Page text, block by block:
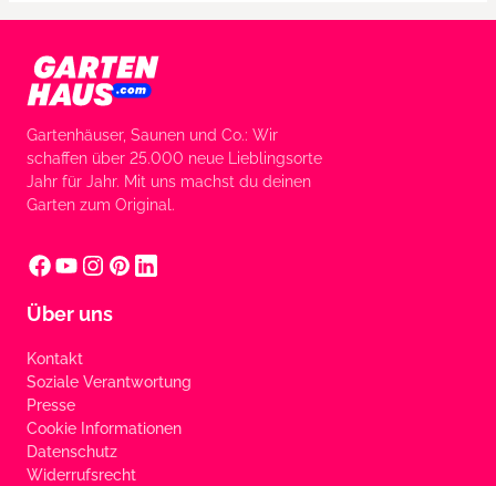
Gartenhäuser, Saunen und Co.: Wir
schaffen über 25.000 neue Lieblingsorte
Jahr für Jahr. Mit uns machst du deinen
Garten zum Original.
Über uns
Kontakt
Soziale Verantwortung
Presse
Cookie Informationen
Datenschutz
Widerrufsrecht